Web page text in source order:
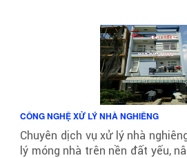
CÔNG NGHỆ XỬ LÝ NHÀ NGHIÊNG
Chuyên dịch vụ xử lý nhà
lý móng nhà trên nền đất yếu,